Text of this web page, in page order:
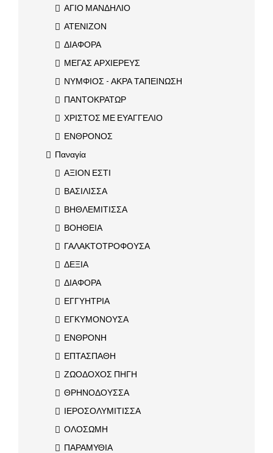
ΑΓΙΟ ΜΑΝΔΗΛΙΟ
ΑΤΕΝΙΖΟΝ
ΔΙΑΦΟΡΑ
ΜΕΓΑΣ ΑΡΧΙΕΡΕΥΣ
ΝΥΜΦΙΟΣ - ΑΚΡΑ ΤΑΠΕΙΝΩΣΗ
ΠΑΝΤΟΚΡΑΤΩΡ
ΧΡΙΣΤΟΣ ΜΕ ΕΥΑΓΓΕΛΙΟ
ΕΝΘΡΟΝΟΣ
Παναγία
ΑΞΙΟΝ ΕΣΤΙ
ΒΑΣΙΛΙΣΣΑ
ΒΗΘΛΕΜΙΤΙΣΣΑ
ΒΟΗΘΕΙΑ
ΓΑΛΑΚΤΟΤΡΟΦΟΥΣΑ
ΔΕΞΙΑ
ΔΙΑΦΟΡΑ
ΕΓΓΥΗΤΡΙΑ
ΕΓΚΥΜΟΝΟΥΣΑ
ΕΝΘΡΟΝΗ
ΕΠΤΑΣΠΑΘΗ
ΖΩΟΔΟΧΟΣ ΠΗΓΗ
ΘΡΗΝΟΔΟΥΣΣΑ
ΙΕΡΟΣΟΛΥΜΙΤΙΣΣΑ
ΟΛΟΣΩΜΗ
ΠΑΡΑΜΥΘΙΑ